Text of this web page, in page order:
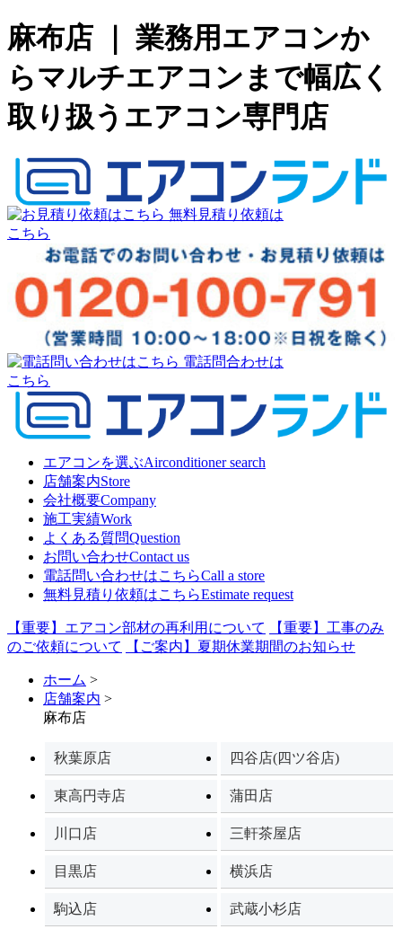
麻布店 ｜ 業務用エアコンか
らマルチエアコンまで幅広く
取り扱うエアコン専門店
無料見積り依頼は
こちら
電話問合わせは
こちら
エアコンを選ぶAirconditioner search
店舗案内Store
会社概要Company
施工実績Work
よくある質問Question
お問い合わせContact us
電話問い合わせはこちらCall a store
無料見積り依頼はこちらEstimate request
【重要】エアコン部材の再利用について
【重要】工事のみ
のご依頼について
【ご案内】夏期休業期間のお知らせ
ホーム >
店舗案内 >
麻布店
秋葉原店 四谷店(四ツ谷店)
東高円寺店 蒲田店
川口店 三軒茶屋店
目黒店 横浜店
駒込店 武蔵小杉店